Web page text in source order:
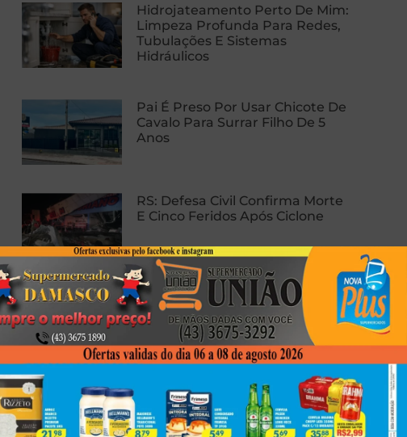
Hidrojateamento Perto De Mim:
Limpeza Profunda Para Redes,
Tubulações E Sistemas
Hidráulicos
Pai É Preso Por Usar Chicote De
Cavalo Para Surrar Filho De 5
Anos
RS: Defesa Civil Confirma Morte
E Cinco Feridos Após Ciclone
PRF Apreende 138 Kg De Pasta
Base De Cocaína Em Cambé